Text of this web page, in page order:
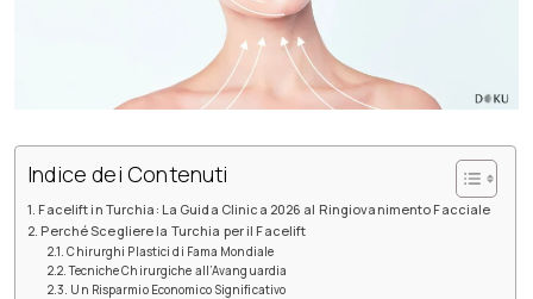
Indice dei Contenuti
Facelift in Turchia: La Guida Clinica 2026 al Ringiovanimento Facciale
Perché Scegliere la Turchia per il Facelift
Chirurghi Plastici di Fama Mondiale
Tecniche Chirurgiche all’Avanguardia
Un Risparmio Economico Significativo